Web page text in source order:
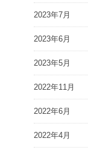
2023年7月
2023年6月
2023年5月
2022年11月
2022年6月
2022年4月